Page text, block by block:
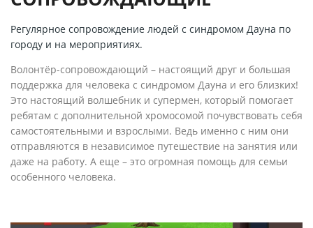
Регулярное сопровождение людей с синдромом Дауна по
городу и на мероприятиях.
Волонтёр-сопровождающий – настоящий друг и большая
поддержка для человека с синдромом Дауна и его близких!
Это настоящий волшебник и супермен, который помогает
ребятам с дополнительной хромосомой почувствовать себя
самостоятельными и взрослыми. Ведь именно с ним они
отправляются в независимое путешествие на занятия или
даже на работу. А еще – это огромная помощь для семьи
особенного человека.